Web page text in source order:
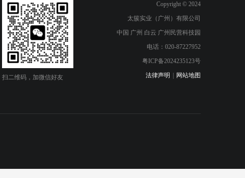
扫二维码，加微信好友
Copyright © 2024
太簇实业（广州）有限公司
中国 广州 白云 广州民营科技园
电话：020-87227952
粤ICP备2024235123号
法律声明
网站地图